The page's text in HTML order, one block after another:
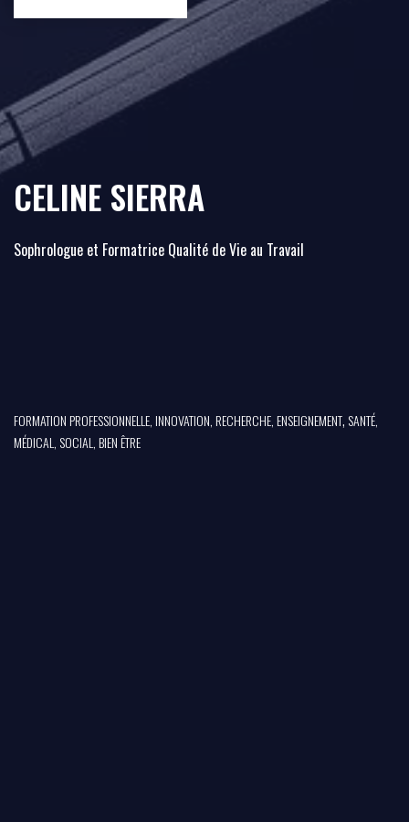
CELINE SIERRA
Sophrologue et Formatrice Qualité de Vie au Travail
FORMATION PROFESSIONNELLE, INNOVATION, RECHERCHE, ENSEIGNEMENT, SANTÉ,
MÉDICAL, SOCIAL, BIEN ÊTRE